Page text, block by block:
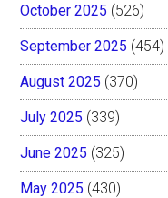
October 2025 (526)
September 2025 (454)
August 2025 (370)
July 2025 (339)
June 2025 (325)
May 2025 (430)